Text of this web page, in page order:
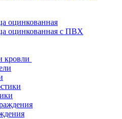
оцинкованная
оцинкованная с ПВХ
кровли